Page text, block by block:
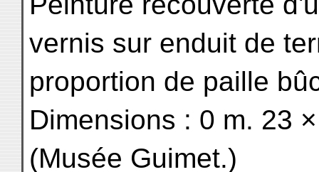
vernis sur enduit de
proportion de paille
Dimensions : 0 m. 23
(Musée Guimet.)